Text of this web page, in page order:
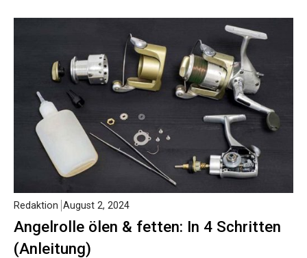
Angelrolle ölen & fetten: In 4 Schritten
(Anleitung)
Redaktion August 2, 2024